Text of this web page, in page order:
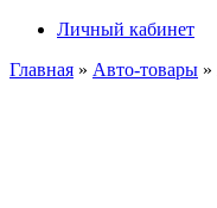
Личный кабинет
Главная » Авто-товары »